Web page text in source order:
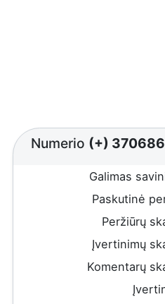
Numerio (+)
Galimas
Paskutinė
Peržiūrų
Įvertinimų
Komentarų